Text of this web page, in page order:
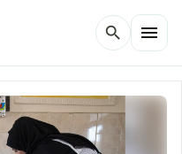
search menu